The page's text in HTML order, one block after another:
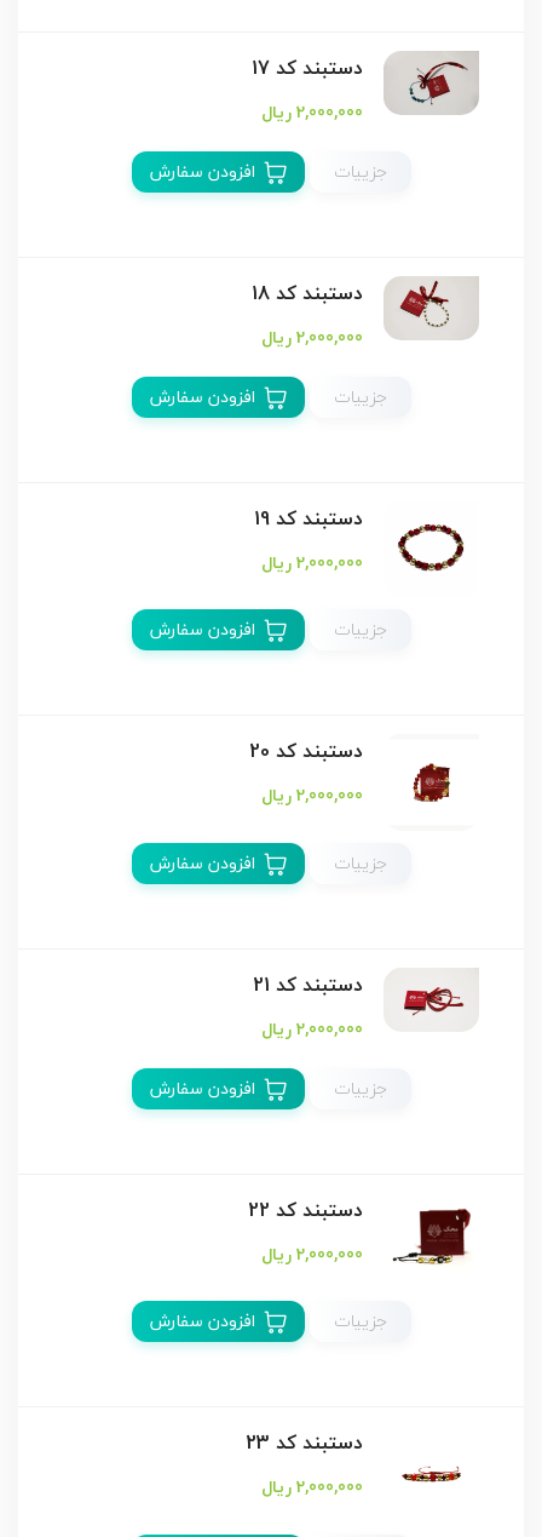
دستبند كد 17
2,000,000 ریال
جزییات
افزودن سفارش
دستبند كد 18
2,000,000 ریال
جزییات
افزودن سفارش
دستبند كد 19
2,000,000 ریال
جزییات افزودن سفارش
دستبند كد 20
2,000,000 ریال
جزییات افزودن سفارش
دستبند كد 21
2,000,000 ریال
جزییات
افزودن سفارش
دستبند كد 22
2,000,000 ریال
جزییات افزودن سفارش
دستبند كد 23
2,000,000 ریال